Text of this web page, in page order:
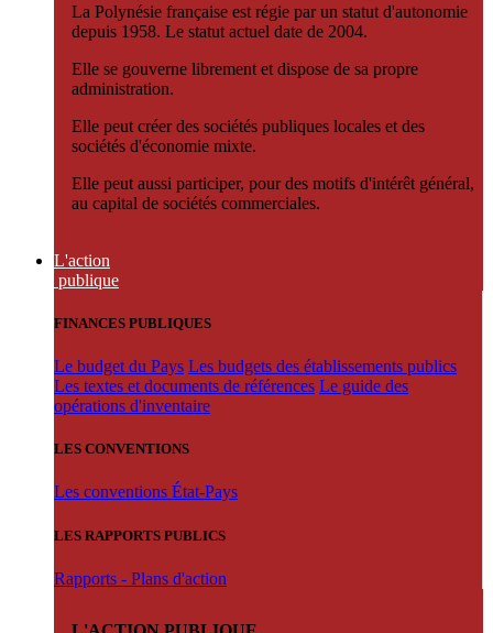
La Polynésie française est régie par un statut d'autonomie
depuis 1958. Le statut actuel date de 2004.
Elle se gouverne librement et dispose de sa propre
administration.
Elle peut créer des sociétés publiques locales et des
sociétés d'économie mixte.
Elle peut aussi participer, pour des motifs d'intérêt général,
au capital de sociétés commerciales.
L'action
publique
FINANCES PUBLIQUES
Le budget du Pays Les budgets des établissements publics
Les textes et documents de références Le guide des
opérations d'inventaire
LES CONVENTIONS
Les conventions État-Pays
LES RAPPORTS PUBLICS
Rapports - Plans d'action